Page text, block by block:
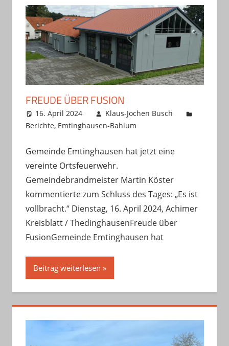
FREUDE ÜBER FUSION
16. April 2024
Klaus-Jochen Busch
Berichte, Emtinghausen-Bahlum
Gemeinde Emtinghausen hat jetzt eine
vereinte Ortsfeuerwehr.
Gemeindebrandmeister Martin Köster
kommentierte zum Schluss des Tages: „Es ist
vollbracht.“ Dienstag, 16. April 2024, Achimer
Kreisblatt / ThedinghausenFreude über
FusionGemeinde Emtinghausen hat
Beitrag weiterlesen